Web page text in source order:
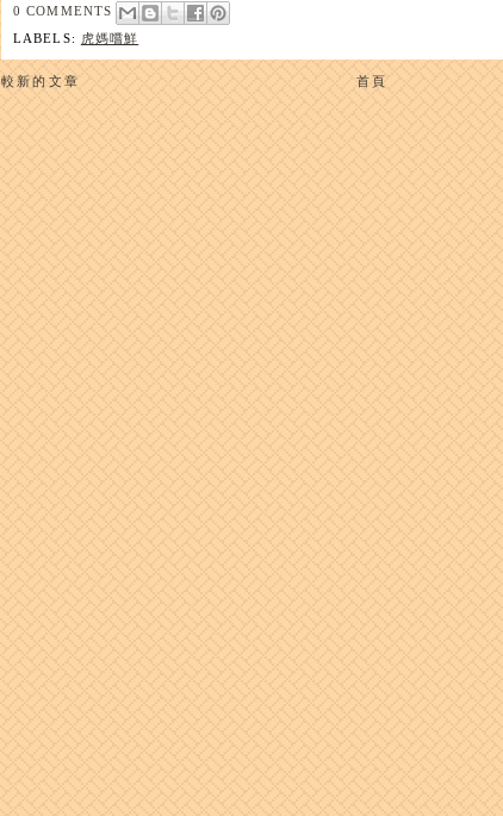
0 COMMENTS
LABELS: 虎媽嚐鮮
較新的文章 首頁